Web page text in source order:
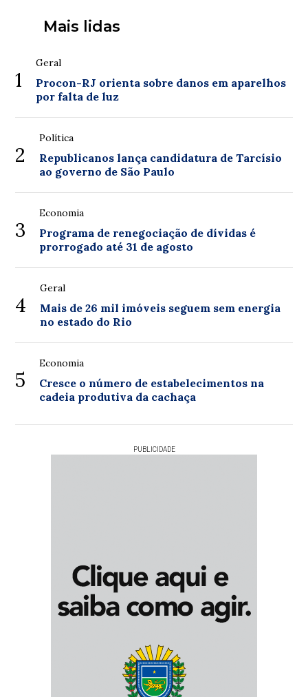
Mais lidas
1
Geral
Procon-RJ orienta sobre danos em aparelhos
por falta de luz
2
Política
Republicanos lança candidatura de Tarcísio
ao governo de São Paulo
3
Economia
Programa de renegociação de dívidas é
prorrogado até 31 de agosto
4
Geral
Mais de 26 mil imóveis seguem sem energia
no estado do Rio
5
Economia
Cresce o número de estabelecimentos na
cadeia produtiva da cachaça
PUBLICIDADE